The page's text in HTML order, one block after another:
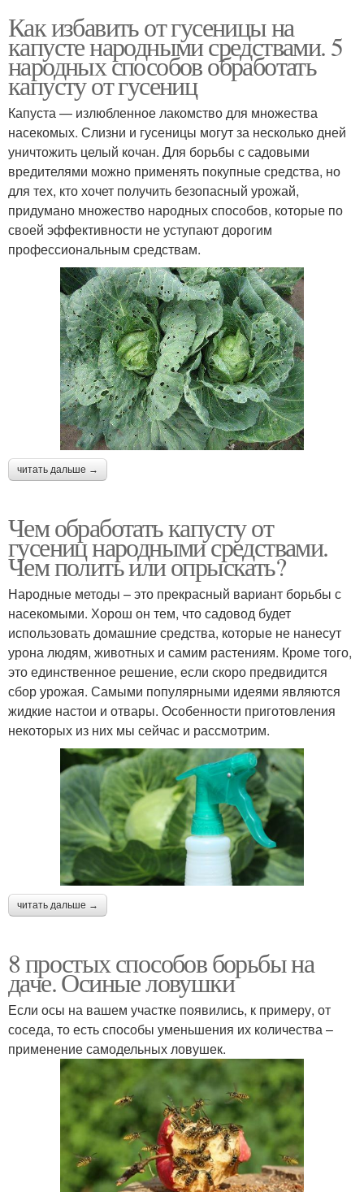
Как избавить от гусеницы на
капусте народными средствами. 5
народных способов обработать
капусту от гусениц
Капуста — излюбленное лакомство для множества
насекомых. Слизни и гусеницы могут за несколько дней
уничтожить целый кочан. Для борьбы с садовыми
вредителями можно применять покупные средства, но
для тех, кто хочет получить безопасный урожай,
придумано множество народных способов, которые по
своей эффективности не уступают дорогим
профессиональным средствам.
читать дальше →
Чем обработать капусту от
гусениц народными средствами.
Чем полить или опрыскать?
Народные методы – это прекрасный вариант борьбы с
насекомыми. Хорош он тем, что садовод будет
использовать домашние средства, которые не нанесут
урона людям, животных и самим растениям. Кроме того,
это единственное решение, если скоро предвидится
сбор урожая. Самыми популярными идеями являются
жидкие настои и отвары. Особенности приготовления
некоторых из них мы сейчас и рассмотрим.
читать дальше →
8 простых способов борьбы на
даче. Осиные ловушки
Если осы на вашем участке появились, к примеру, от
соседа, то есть способы уменьшения их количества –
применение самодельных ловушек.